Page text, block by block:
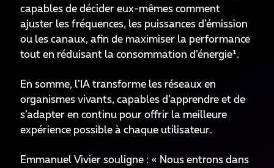
capables de décider eux-mêmes comment
ajuster les fréquences, les puissances d’émission
ou les canaux, afin de maximiser la performance
tout en réduisant la consommation d’énergie¹.
En somme, l’IA transforme les réseaux en
organismes vivants, capables d’apprendre et de
s’adapter en continu pour offrir la meilleure
expérience possible à chaque utilisateur.
Emmanuel Vivier souligne : « Nous entrons dans